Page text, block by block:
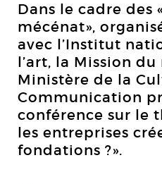
Dans le cadre des
mécénat»,
avec l’Institut
l’art, la Mission
Ministère de la
Communication
conférence sur le
les entreprises
fondations ?».